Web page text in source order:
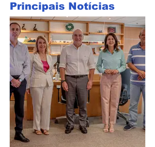
Principais Notícias